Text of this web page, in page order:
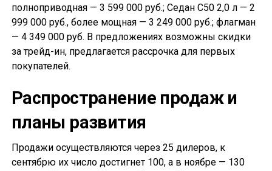
полноприводная — 3 599 000 руб.; Седан С50 2,0 л — 2
999 000 руб., более мощная — 3 249 000 руб.; флагман
— 4 349 000 руб. В предложениях возможны скидки
за трейд-ин, предлагается рассрочка для первых
покупателей.
Распространение продаж и
планы развития
Продажи осуществляются через 25 дилеров, к
сентябрю их число достигнет 100, а в ноябре — 130